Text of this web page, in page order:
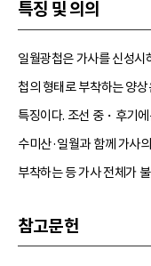
특징 및 의의
일월광첩은 가사를 신성시
첩의 형태로 부착하는 양
특징이다. 조선 중・후기
수미산·일월과 함께 가사
부착하는 등 가사 전체가
참고문헌